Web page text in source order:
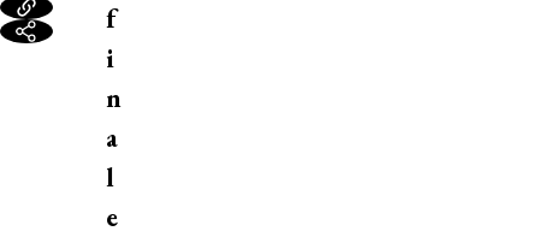
f
i
n
a
l
e